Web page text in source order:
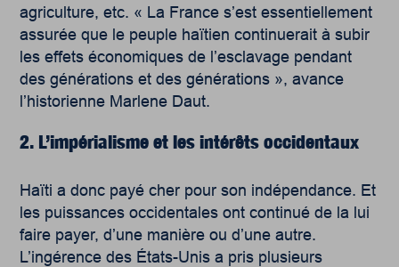
agriculture, etc. « La France s’est essentiellement
assurée que le peuple haïtien continuerait à subir
les effets économiques de l’esclavage pendant
des générations et des générations », avance
l’historienne Marlene Daut.
2. L’impérialisme et les intérêts occidentaux
Haïti a donc payé cher pour son indépendance. Et
les puissances occidentales ont continué de la lui
faire payer, d’une manière ou d’une autre.
L’ingérence des États-Unis a pris plusieurs